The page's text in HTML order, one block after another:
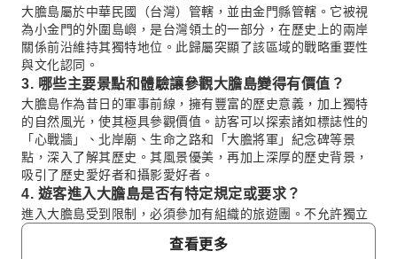
大膽島屬於中華民國（台灣）管轄，並由金門縣管轄。它被視
為小金門的外圍島嶼，是台灣領土的一部分，在歷史上的兩岸
關係前沿維持其獨特地位。此歸屬突顯了該區域的戰略重要性
與文化認同。
3. 哪些主要景點和體驗讓參觀大膽島變得有價值？
大膽島作為昔日的軍事前線，擁有豐富的歷史意義，加上獨特
的自然風光，使其極具參觀價值。訪客可以探索諸如標誌性的
「心戰牆」、北岸廟、生命之路和「大膽將軍」紀念碑等景
點，深入了解其歷史。其風景優美，再加上深厚的歷史背景，
吸引了歷史愛好者和攝影愛好者。
4. 遊客進入大膽島是否有特定規定或要求？
進入大膽島受到限制，必須參加有組織的旅遊團。不允許獨立
參觀。訪客必須預訂導覽行程，例如「大膽島半日遊」，該行
程會處理所有必要許可，確保遵守當前的進入規定，以確保順
查看更多